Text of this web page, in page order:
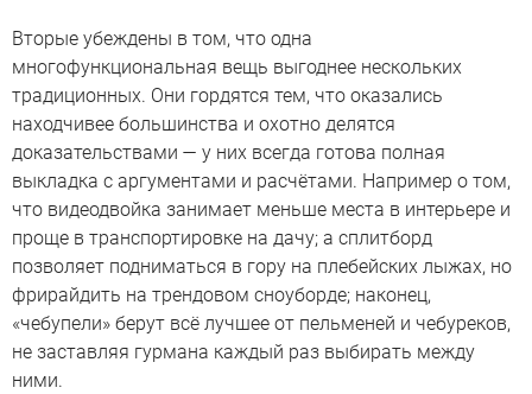
Вторые убеждены в том, что одна
многофункциональная вещь выгоднее нескольких
традиционных. Они гордятся тем, что оказались
находчивее большинства и охотно делятся
доказательствами — у них всегда готова полная
выкладка с аргументами и расчётами. Например о том,
что видеодвойка занимает меньше места в интерьере и
проще в транспортировке на дачу; а сплитборд
позволяет подниматься в гору на плебейских лыжах, но
фрирайдить на трендовом сноуборде; наконец,
«чебупели» берут всё лучшее от пельменей и чебуреков,
не заставляя гурмана каждый раз выбирать между
ними.